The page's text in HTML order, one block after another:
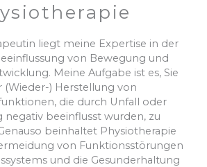
liegt meine Expertise in der
von Bewegung und
Meine Aufgabe ist es, Sie
(Wieder-) Herstellung von
die durch Unfall oder
negativ beeinflusst wurden, zu
beinhaltet Physiotherapie
von Funktionsstörungen
und die Gesunderhaltung